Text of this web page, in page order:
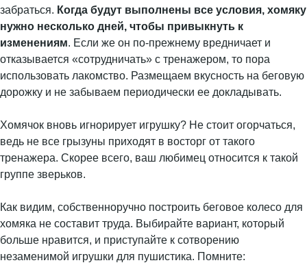
забраться. Когда будут выполнены все условия, хомяку
нужно несколько дней, чтобы привыкнуть к
изменениям. Если же он по-прежнему вредничает и
отказывается «сотрудничать» с тренажером, то пора
использовать лакомство. Размещаем вкусность на беговую
дорожку и не забываем периодически ее докладывать.
Хомячок вновь игнорирует игрушку? Не стоит огорчаться,
ведь не все грызуны приходят в восторг от такого
тренажера. Скорее всего, ваш любимец относится к такой
группе зверьков.
Как видим, собственноручно построить беговое колесо для
хомяка не составит труда. Выбирайте вариант, который
больше нравится, и приступайте к сотворению
незаменимой игрушки для пушистика. Помните: